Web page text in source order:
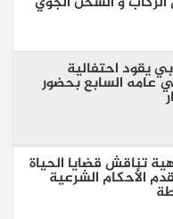
يقود احتفالية
عامه السابع بحضور
تناقش قضايا الحياة
الأحكام الشرعية